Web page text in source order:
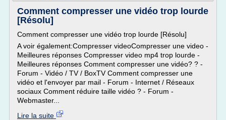
Comment compresser une vidéo trop lourde
[Résolu]
Comment compresser une vidéo trop lourde [Résolu]
A voir également:Compresser videoCompresser une video -
Meilleures réponses Compresser video mp4 trop lourde -
Meilleures réponses Comment compresser une vidéo? ? -
Forum - Vidéo / TV / BoxTV Comment compresser une
vidéo et l'envoyer par mail - Forum - Internet / Réseaux
sociaux Comment réduire taille vidéo ? - Forum -
Webmaster...
Lire la suite